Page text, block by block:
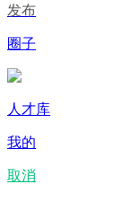
发布
圈子
人才库
我的
取消